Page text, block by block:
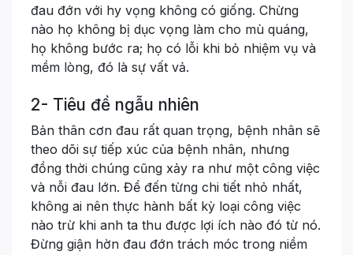
đau đớn với hy vọng không có giống. Chừng
nào họ không bị dục vọng làm cho mù quáng,
họ không bước ra; họ có lỗi khi bỏ nhiệm vụ và
mềm lòng, đó là sự vất vả.
2- Tiêu đề ngẫu nhiên
Bản thân cơn đau rất quan trọng, bệnh nhân sẽ
theo dõi sự tiếp xúc của bệnh nhân, nhưng
đồng thời chúng cũng xảy ra như một công việc
và nỗi đau lớn. Để đến từng chi tiết nhỏ nhất,
không ai nên thực hành bất kỳ loại công việc
nào trừ khi anh ta thu được lợi ích nào đó từ nó.
Đừng giận hờn đau đớn trách móc trong niềm